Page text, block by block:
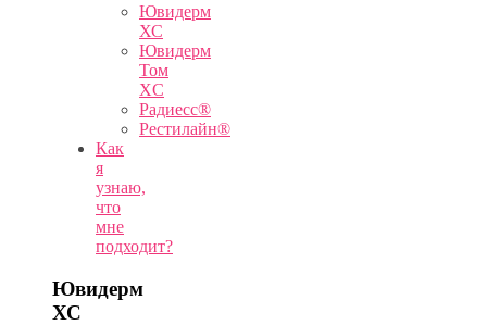
Ювидерм
ХС
Ювидерм
Том
XC
Радиесс®
Рестилайн®
Как
я
узнаю,
что
мне
подходит?
Ювидерм
ХС